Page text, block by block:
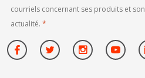
courriels concernant ses produits et son
actualité. *